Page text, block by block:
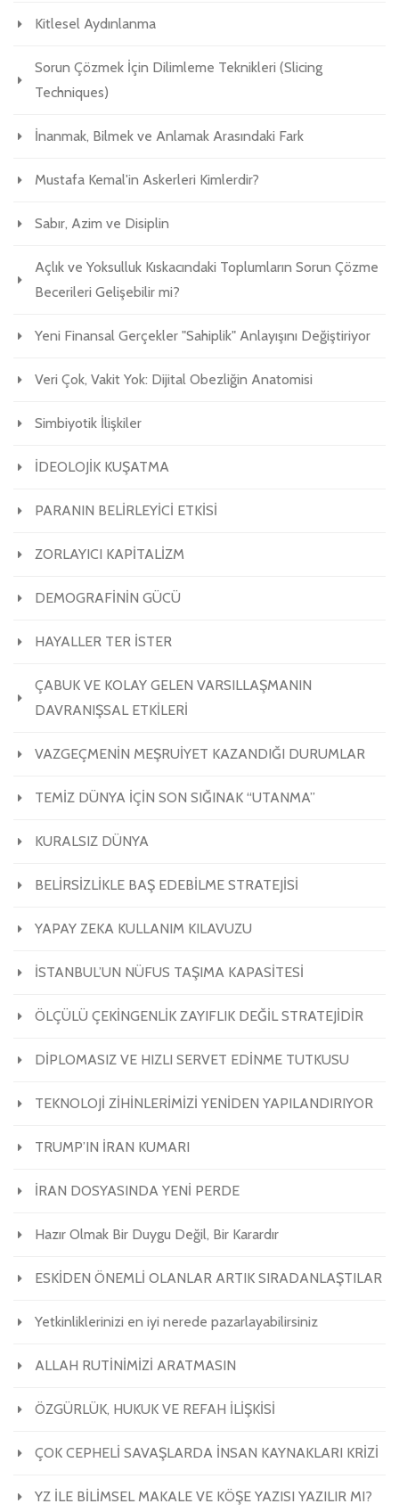
Kitlesel Aydınlanma
Sorun Çözmek İçin Dilimleme Teknikleri (Slicing
Techniques)
İnanmak, Bilmek ve Anlamak Arasındaki Fark
Mustafa Kemal'in Askerleri Kimlerdir?
Sabır, Azim ve Disiplin
Açlık ve Yoksulluk Kıskacındaki Toplumların Sorun Çözme
Becerileri Gelişebilir mi?
Yeni Finansal Gerçekler "Sahiplik" Anlayışını Değiştiriyor
Veri Çok, Vakit Yok: Dijital Obezliğin Anatomisi
Simbiyotik İlişkiler
İDEOLOJİK KUŞATMA
PARANIN BELİRLEYİCİ ETKİSİ
ZORLAYICI KAPİTALİZM
DEMOGRAFİNİN GÜCÜ
HAYALLER TER İSTER
ÇABUK VE KOLAY GELEN VARSILLAŞMANIN
DAVRANIŞSAL ETKİLERİ
VAZGEÇMENİN MEŞRUİYET KAZANDIĞI DURUMLAR
TEMİZ DÜNYA İÇİN SON SIĞINAK “UTANMA”
KURALSIZ DÜNYA
BELİRSİZLİKLE BAŞ EDEBİLME STRATEJİSİ
YAPAY ZEKA KULLANIM KILAVUZU
İSTANBUL’UN NÜFUS TAŞIMA KAPASİTESİ
ÖLÇÜLÜ ÇEKİNGENLİK ZAYIFLIK DEĞİL STRATEJİDİR
DİPLOMASIZ VE HIZLI SERVET EDİNME TUTKUSU
TEKNOLOJİ ZİHİNLERİMİZİ YENİDEN YAPILANDIRIYOR
TRUMP’IN İRAN KUMARI
İRAN DOSYASINDA YENİ PERDE
Hazır Olmak Bir Duygu Değil, Bir Karardır
ESKİDEN ÖNEMLİ OLANLAR ARTIK SIRADANLAŞTILAR
Yetkinliklerinizi en iyi nerede pazarlayabilirsiniz
ALLAH RUTİNİMİZİ ARATMASIN
ÖZGÜRLÜK, HUKUK VE REFAH İLİŞKİSİ
ÇOK CEPHELİ SAVAŞLARDA İNSAN KAYNAKLARI KRİZİ
YZ İLE BİLİMSEL MAKALE VE KÖŞE YAZISI YAZILIR MI?